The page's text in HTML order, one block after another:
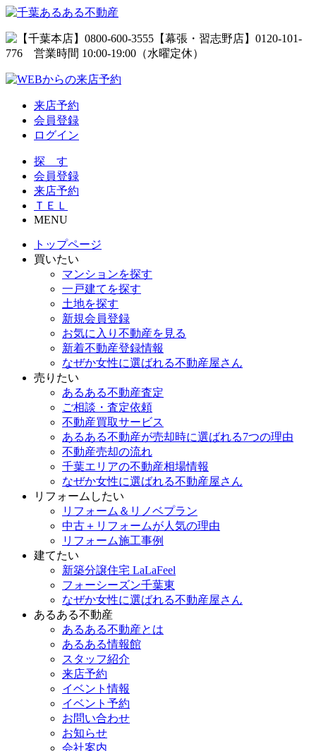
来店予約
会員登録
ログイン
探 す
会員登録
来店予約
ＴＥＬ
MENU
トップページ
買いたい
マンションを探す
一戸建てを探す
土地を探す
新規会員登録
お気に入り不動産を見る
新着不動産登録情報
なぜか女性に選ばれる不動産屋さん
売りたい
あるある不動産査定
ご相談・査定依頼
不動産買取サービス
あるある不動産が売却時に選ばれる7つの理由
不動産売却の流れ
千葉エリアの不動産相場情報
なぜか女性に選ばれる不動産屋さん
リフォームしたい
リフォーム＆リノベプラン
中古＋リフォームが人気の理由
リフォーム施工事例
建てたい
新築分譲住宅 LaLaFeel
フォーシーズン千葉東
なぜか女性に選ばれる不動産屋さん
あるある不動産
あるある不動産とは
あるある情報館
スタッフ紹介
来店予約
イベント情報
イベント予約
お問い合わせ
お知らせ
会社案内